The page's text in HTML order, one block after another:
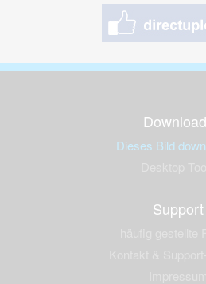
Dieses Bild
Support